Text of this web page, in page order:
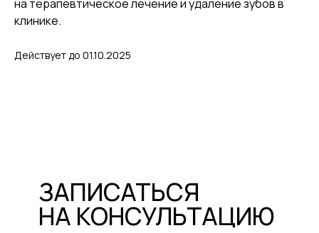
на терапевтическое лечение и удаление зубов в
клинике.
Действует до 01.10.2025
ЗАПИСАТЬСЯ
НА КОНСУЛЬТАЦИЮ